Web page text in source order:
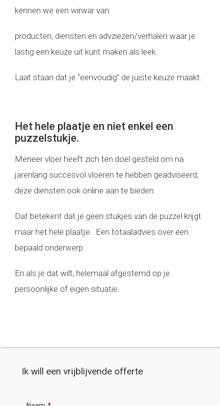
kennen we een wirwar van
producten, diensten en advziezen/verhalen waar je
lastig een keuze uit kunt maken als leek.
Laat staan dat je “eenvoudig” de juiste keuze maakt.
Het hele plaatje en niet enkel een
puzzelstukje.
Meneer vloer heeft zich ten doel gesteld om na
jarenlang succesvol vloeren te hebben geadviseerd,
deze diensten ook online aan te bieden.
Dat betekent dat je geen stukjes van de puzzel krijgt
maar het hele plaatje. Een totaaladvies over een
bepaald onderwerp.
En als je dat wilt, helemaal afgestemd op je
persoonlijke of eigen situatie.
Ik will een vrijblijvende offerte